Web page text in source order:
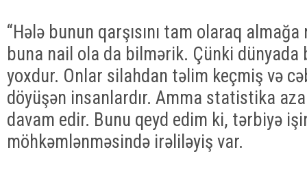
“Hələ bunun qarşısını tam olaraq
buna nail ola da bilmərik. Çünki
yoxdur. Onlar silahdan təlim keçmiş və
döyüşən insanlardır. Amma statistika
davam edir. Bunu qeyd edim ki, tərbiyə
möhkəmlənməsində irəliləyiş var.